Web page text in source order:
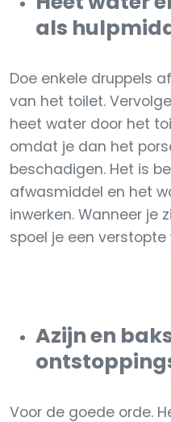
als
Doe enkele druppels
van het toilet.
heet water door het
omdat je dan het
beschadigen. Het is
afwasmiddel en het
inwerken. Wanneer je
spoel je een verstopte
Azijn en
Voor de goede orde.